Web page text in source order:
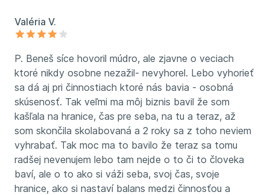
Valéria V.
P. Beneš síce hovoril múdro, ale zjavne o veciach
ktoré nikdy osobne nezažil- nevyhorel. Lebo vyhorieť
sa dá aj pri činnostiach ktoré nás bavia - osobná
skúsenosť. Tak veľmi ma môj biznis bavil že som
kašľala na hranice, čas pre seba, na tu a teraz, až
som skončila skolabovaná a 2 roky sa z toho neviem
vyhrabať. Tak moc ma to bavilo že teraz sa tomu
radšej nevenujem lebo tam nejde o to či to človeka
baví, ale o to ako si váži seba, svoj čas, svoje
hranice, ako si nastaví balans medzi činnosťou a